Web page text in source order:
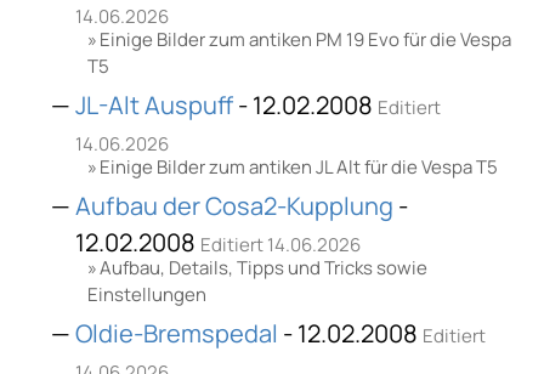
14.06.2026
Einige Bilder zum antiken PM 19 Evo für die Vespa
T5
JL-Alt Auspuff- 12.02.2008 Editiert
14.06.2026
Einige Bilder zum antiken JL Alt für die Vespa T5
Aufbau der Cosa2-Kupplung -
12.02.2008 Editiert 14.06.2026
Aufbau, Details, Tipps und Tricks sowie
Einstellungen
Oldie-Bremspedal - 12.02.2008 Editiert